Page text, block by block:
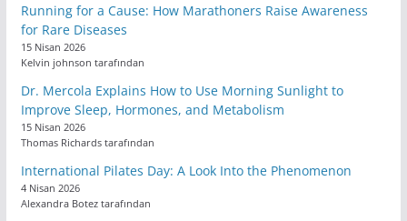
Running for a Cause: How Marathoners Raise Awareness
for Rare Diseases
15 Nisan 2026
Kelvin johnson tarafından
Dr. Mercola Explains How to Use Morning Sunlight to
Improve Sleep, Hormones, and Metabolism
15 Nisan 2026
Thomas Richards tarafından
International Pilates Day: A Look Into the Phenomenon
4 Nisan 2026
Alexandra Botez tarafından